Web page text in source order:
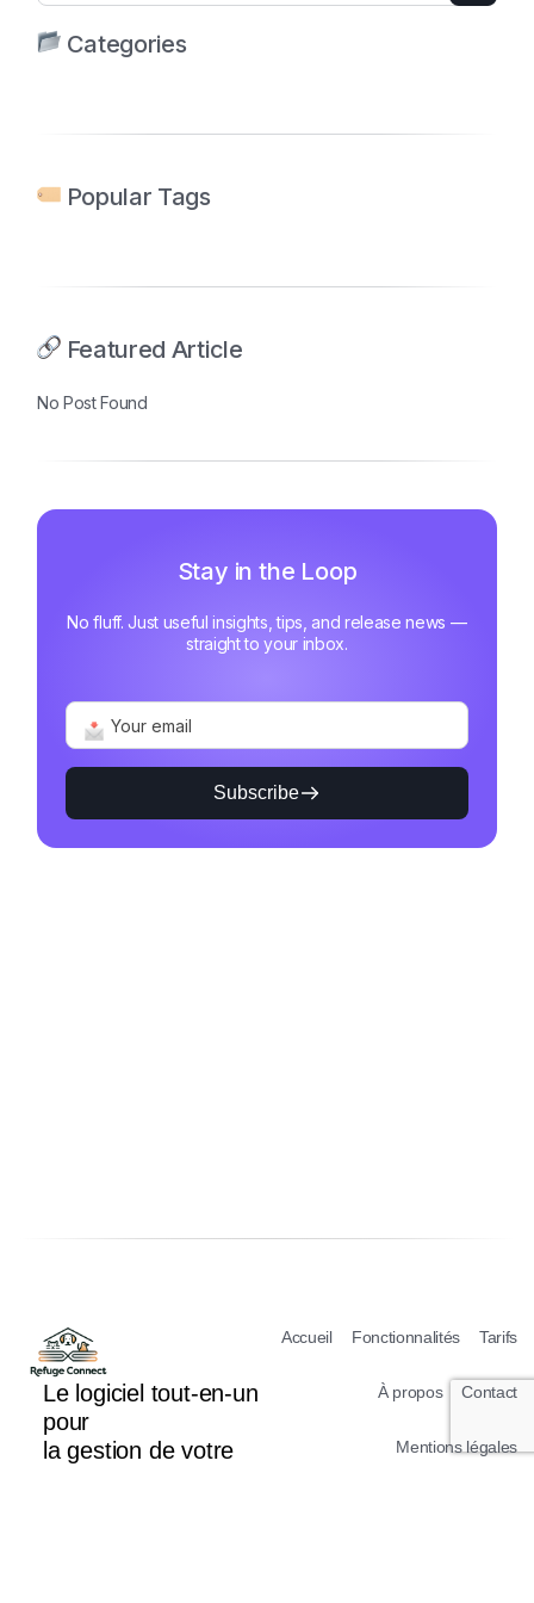
Categories
Popular Tags
Featured Article
No Post Found
Stay in the Loop
No fluff. Just useful insights, tips, and release news —
straight to your inbox.
Subscribe
Le logiciel tout-en-un
pour
la gestion de votre
Accueil Fonctionnalités Tarifs
À propos Contact
Mentions légales